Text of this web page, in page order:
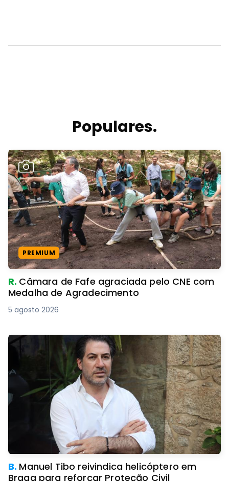
Populares.
PREMIUM
R. Câmara de Fafe agraciada pelo CNE com
Medalha de Agradecimento
5 agosto 2026
B. Manuel Tibo reivindica helicóptero em
Braga para reforçar Proteção Civil